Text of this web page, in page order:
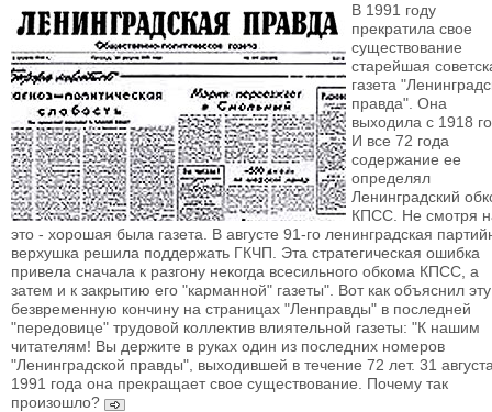
В 1991 году
прекратила свое
существование
старейшая
газета
правда". Она
выходила с 1918
И все 72 года
содержание ее
определял
Ленинградский
КПСС. Не смотря
это - хорошая была газета. В августе 91-го ленинградская
верхушка решила поддержать ГКЧП. Эта стратегическая ошибка
привела сначала к разгону некогда всесильного обкома КПСС, а
затем и к закрытию его "карманной" газеты". Вот как объяснил эту
безвременную кончину на страницах "Ленправды" в последней
"передовице" трудовой коллектив влиятельной газеты: "К нашим
читателям! Вы держите в руках один из последних номеров
"Ленинградской правды", выходившей в течение 72 лет. 31
1991 года она прекращает свое существование. Почему так
произошло?